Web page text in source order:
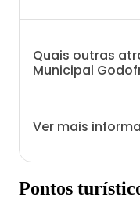
Quais outras
Municipal
Ver mais
Pontos